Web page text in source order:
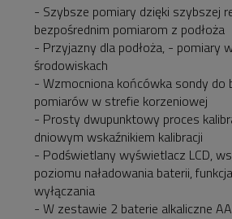
- Szybsze pomiary dzięki szybszej
bezpośrednim pomiarom z podłoża
- Przyjazny dla podłoża, - pomiary
środowiskach
- Wzmocniona końcówka sondy do
pomiarów w strefie korzeniowej
- Prosty dwupunktowy proces
dniowym wskaźnikiem kalibracji
- Podświetlany wyświetlacz LCD,
poziomu naładowania baterii,
wyłączania
- W zestawie 2 baterie alkaliczne